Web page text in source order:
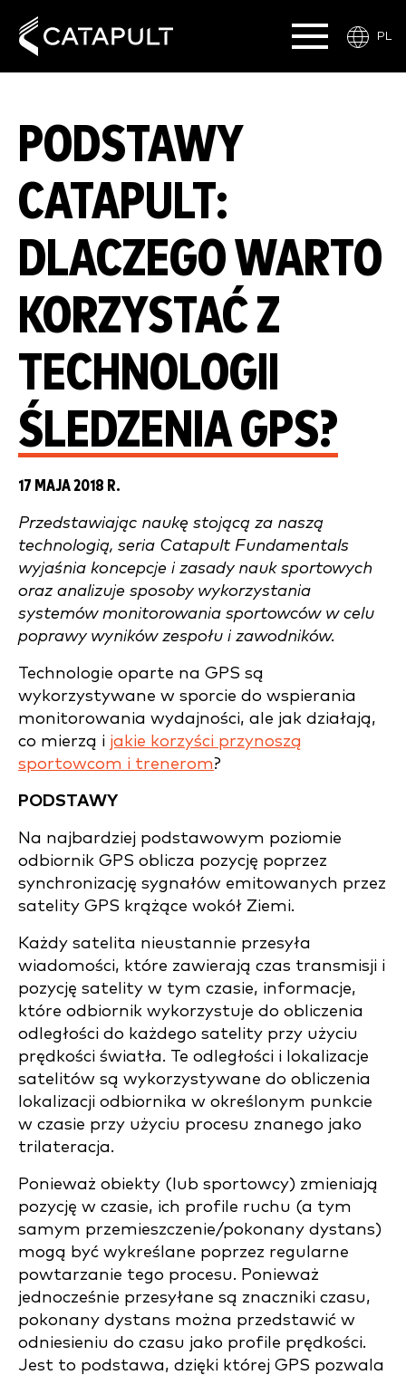
PL
PODSTAWY
CATAPULT:
DLACZEGO WARTO
KORZYSTAĆ Z
TECHNOLOGII
ŚLEDZENIA GPS?
17 MAJA 2018 R.
Przedstawiając naukę stojącą za naszą
technologią, seria Catapult Fundamentals
wyjaśnia koncepcje i zasady nauk sportowych
oraz analizuje sposoby wykorzystania
systemów monitorowania sportowców w celu
poprawy wyników zespołu i zawodników.
Technologie oparte na GPS są
wykorzystywane w sporcie do wspierania
monitorowania wydajności, ale jak działają,
co mierzą i jakie korzyści przynoszą
sportowcom i trenerom?
PODSTAWY
Na najbardziej podstawowym poziomie
odbiornik GPS oblicza pozycję poprzez
synchronizację sygnałów emitowanych przez
satelity GPS krążące wokół Ziemi.
Każdy satelita nieustannie przesyła
wiadomości, które zawierają czas transmisji i
pozycję satelity w tym czasie, informacje,
które odbiornik wykorzystuje do obliczenia
odległości do każdego satelity przy użyciu
prędkości światła. Te odległości i lokalizacje
satelitów są wykorzystywane do obliczenia
lokalizacji odbiornika w określonym punkcie
w czasie przy użyciu procesu znanego jako
trilateracja.
Ponieważ obiekty (lub sportowcy) zmieniają
pozycję w czasie, ich profile ruchu (a tym
samym przemieszczenie/pokonany dystans)
mogą być wykreślane poprzez regularne
powtarzanie tego procesu. Ponieważ
jednocześnie przesyłane są znaczniki czasu,
pokonany dystans można przedstawić w
odniesieniu do czasu jako profile prędkości.
Jest to podstawa, dzięki której GPS pozwala